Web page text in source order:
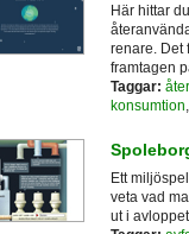
Här hittar
renare. Det
framtagen
Taggar:
konsumtion
Ett
veta vad
ut i